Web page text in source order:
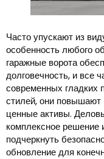
Часто упускают из
особенность любого
гаражные ворота
долговечность, и все
современных гладких
стилей, они
ценные активы.
комплексное
подчеркнуть
обновление для